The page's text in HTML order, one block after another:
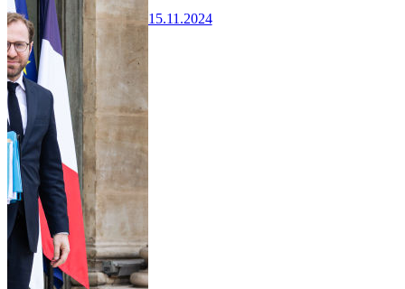
15.11.2024